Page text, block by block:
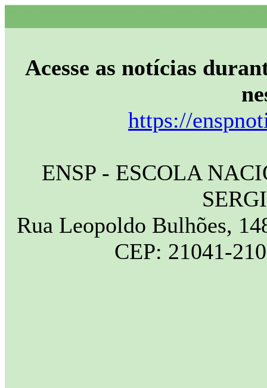
Acesse as notícias
https://
ENSP - ESCOLA
Rua Leopoldo Bulhões,
CEP: 21041-